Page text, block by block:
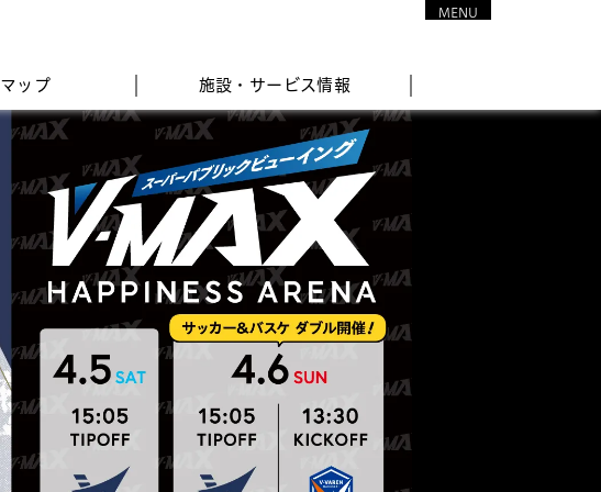
マップ 施設・サービス情報
MENU